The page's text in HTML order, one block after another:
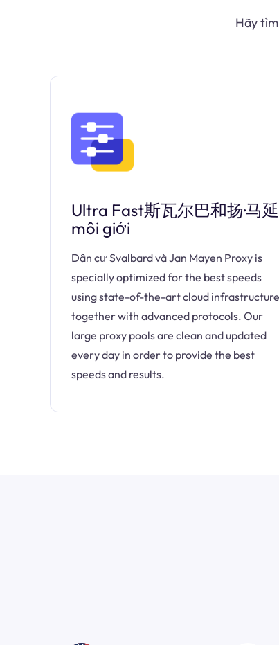
Hãy
Ultra Fast斯瓦尔巴和扬·马延
môi giới
Dân cư Svalbard và Jan Mayen Proxy is
specially optimized for the best speeds
using state-of-the-art cloud infrastructure
together with advanced protocols. Our
large proxy pools are clean and updated
every day in order to provide the best
speeds and results.